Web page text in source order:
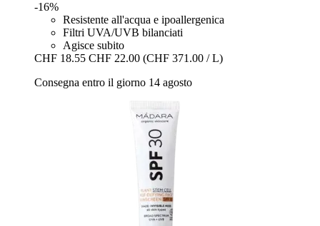
-16%
Resistente all'acqua e ipoallergenica
Filtri UVA/UVB bilanciati
Agisce subito
CHF 18.55 CHF 22.00 (CHF 371.00 / L)
Consegna entro il giorno 14 agosto